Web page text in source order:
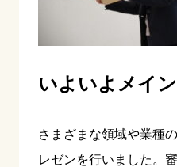
いよいよメイ
さまざまな領域や業種
レゼンを行いました。